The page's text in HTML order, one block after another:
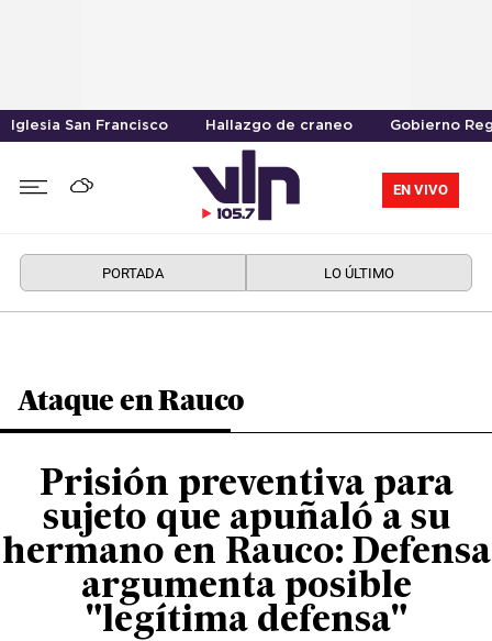
Iglesia San Francisco Hallazgo de craneo Gobierno
EN VIVO
PORTADA LO ÚLTIMO
Ataque en Rauco
Prisión preventiva para
sujeto que apuñaló a su
hermano en Rauco: Defensa
argumenta posible
"legítima defensa"